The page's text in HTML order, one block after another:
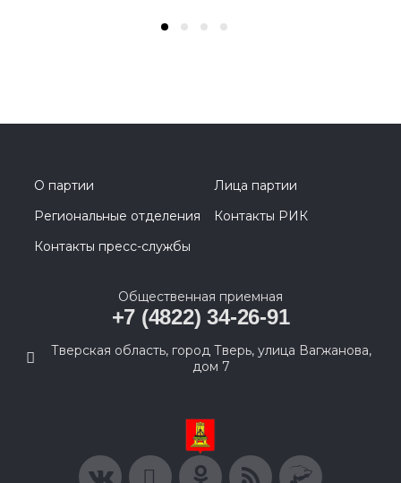
О партии
Лица партии
Региональные отделения
Контакты РИК
Контакты пресс-службы
Общественная приемная
+7 (4822) 34-26-91
Тверская область, город Тверь, улица Вагжанова,
дом 7